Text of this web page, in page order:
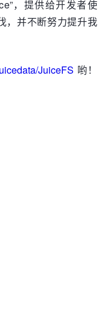
，提供给开发者使
，并不断努力提升我
JuiceFS 哟！